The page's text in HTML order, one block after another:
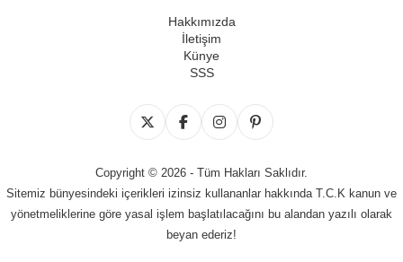
Hakkımızda
İletişim
Künye
SSS
Copyright © 2026 - Tüm Hakları Saklıdır.
Sitemiz bünyesindeki içerikleri izinsiz kullananlar hakkında T.C.K kanun ve
yönetmeliklerine göre yasal işlem başlatılacağını bu alandan yazılı olarak
beyan ederiz!